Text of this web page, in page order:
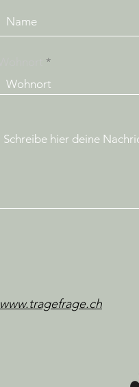
www.tragefrage.ch